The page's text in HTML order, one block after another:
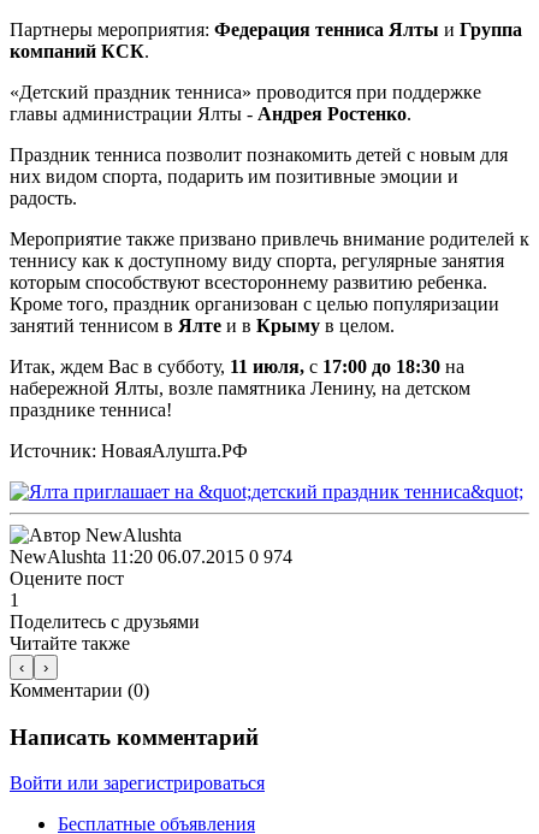
Партнеры мероприятия: Федерация тенниса Ялты и Группа
компаний КСК.
«Детский праздник тенниса» проводится при поддержке
главы администрации Ялты - Андрея Ростенко.
Праздник тенниса позволит познакомить детей с новым для
них видом спорта, подарить им позитивные эмоции и
радость.
Мероприятие также призвано привлечь внимание родителей к
теннису как к доступному виду спорта, регулярные занятия
которым способствуют всестороннему развитию ребенка.
Кроме того, праздник организован с целью популяризации
занятий теннисом в Ялте и в Крыму в целом.
Итак, ждем Вас в субботу, 11 июля, с 17:00 до 18:30 на
набережной Ялты, возле памятника Ленину, на детском
празднике тенниса!
Источник: НоваяАлушта.РФ
NewAlushta 11:20 06.07.2015 0 974
Оцените пост
1
Поделитесь с друзьями
Читайте также
‹ ›
Комментарии (0)
Написать комментарий
Войти или зарегистрироваться
Бесплатные объявления